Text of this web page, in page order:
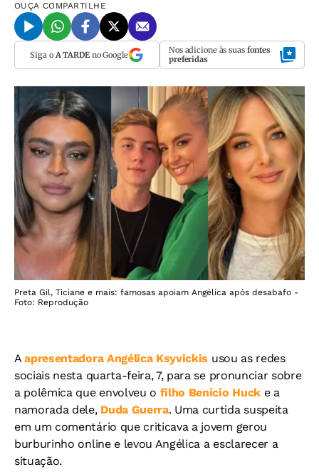
OUÇA COMPARTILHE
Siga o A TARDEno Google Nos adicione às suas fontes
preferidas
Preta Gil, Ticiane e mais: famosas apoiam Angélica após desabafo -
Foto: Reprodução
Aapresentadora Angélica Ksyvickis usou as redes
sociais nesta quarta-feira, 7, para se pronunciar sobre
a polêmica que envolveu o filho Benício Hucke a
namorada dele, Duda Guerra. Uma curtida suspeita
em um comentário que criticava a jovem gerou
burburinho online e levou Angélica a esclarecer a
situação.